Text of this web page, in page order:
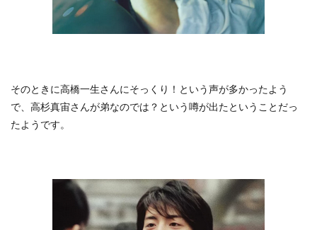
そのときに高橋一生さんにそっくり！という声が多かったよう
で、高杉真宙さんが弟なのでは？という噂が出たということだっ
たようです。